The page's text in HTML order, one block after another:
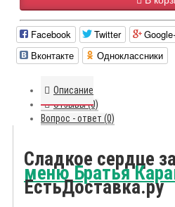
Facebook Twitter
Вконтакте
Одноклассники
Описание
Отзывы (0)
Вопрос - ответ (0)
Сладкое сердце
меню Братья
ЕстьДоставка.ру